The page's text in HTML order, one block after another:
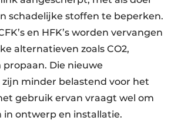
schadelijke stoffen te beperken.
en HFK’s worden vervangen
alternatieven zoals CO2,
Die nieuwe
minder belastend voor het
gebruik ervan vraagt wel om
in ontwerp en installatie.